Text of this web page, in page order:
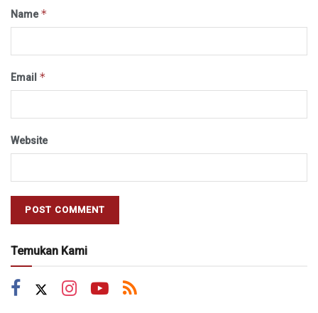
Name*
Email *
Website
Temukan Kami